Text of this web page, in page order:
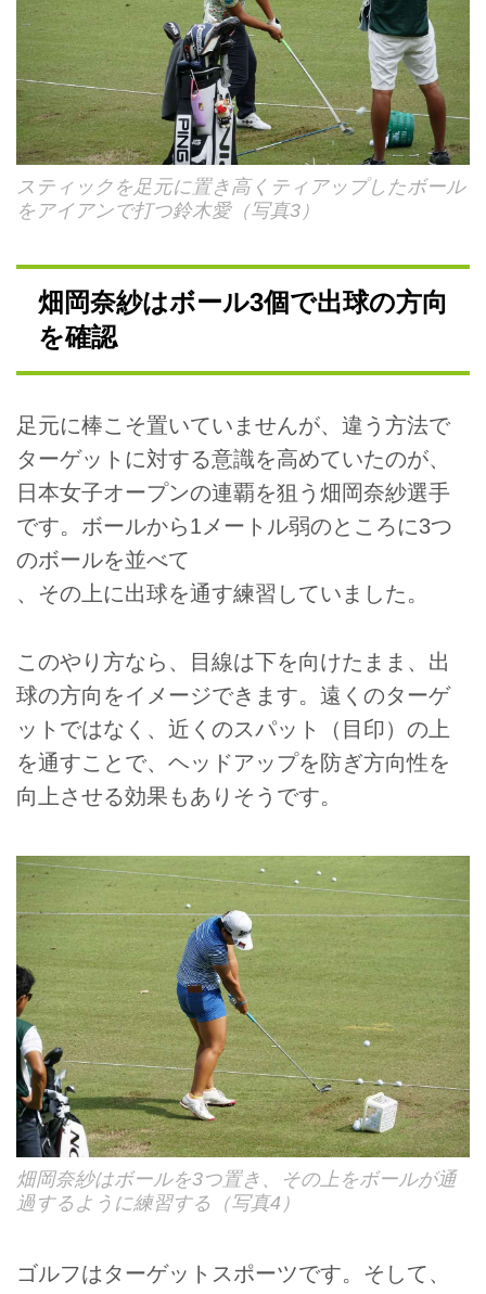
スティックを足元に置き高くティアップしたボール
をアイアンで打つ鈴木愛（写真3）
畑岡奈紗はボール3個で出球の方向
を確認
足元に棒こそ置いていませんが、違う方法で
ターゲットに対する意識を高めていたのが、
日本女子オープンの連覇を狙う畑岡奈紗選手
です。ボールから1メートル弱のところに3つ
のボールを並べて
、その上に出球を通す練習していました。
このやり方なら、目線は下を向けたまま、出
球の方向をイメージできます。遠くのターゲ
ットではなく、近くのスパット（目印）の上
を通すことで、ヘッドアップを防ぎ方向性を
向上させる効果もありそうです。
畑岡奈紗はボールを3つ置き、その上をボールが通
過するように練習する（写真4）
ゴルフはターゲットスポーツです。そして、